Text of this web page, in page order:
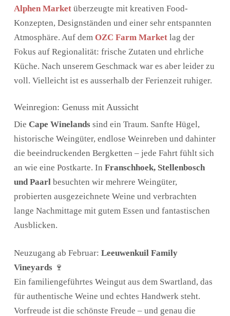
Alphen Marketüberzeugte mit kreativen Food-
Konzepten, Designständen und einer sehr entspannten
Atmosphäre. Auf dem OZC Farm Marketlag der
Fokus auf Regionalität: frische Zutaten und ehrliche
Küche. Nach unserem Geschmack war es aber leider zu
voll. Vielleicht ist es ausserhalb der Ferienzeit ruhiger.
Weinregion: Genuss mit Aussicht
Die Cape Winelandssind ein Traum. Sanfte Hügel,
historische Weingüter, endlose Weinreben und dahinter
die beeindruckenden Bergketten – jede Fahrt fühlt sich
an wie eine Postkarte. In Franschhoek, Stellenbosch
und Paarlbesuchten wir mehrere Weingüter,
probierten ausgezeichnete Weine und verbrachten
lange Nachmittage mit gutem Essen und fantastischen
Ausblicken.
Neuzugang ab Februar: Leeuwenkuil Family
Vineyards🍷
Ein familiengeführtes Weingut aus dem Swartland, das
für authentische Weine und echtes Handwerk steht.
Vorfreude ist die schönste Freude – und genau die